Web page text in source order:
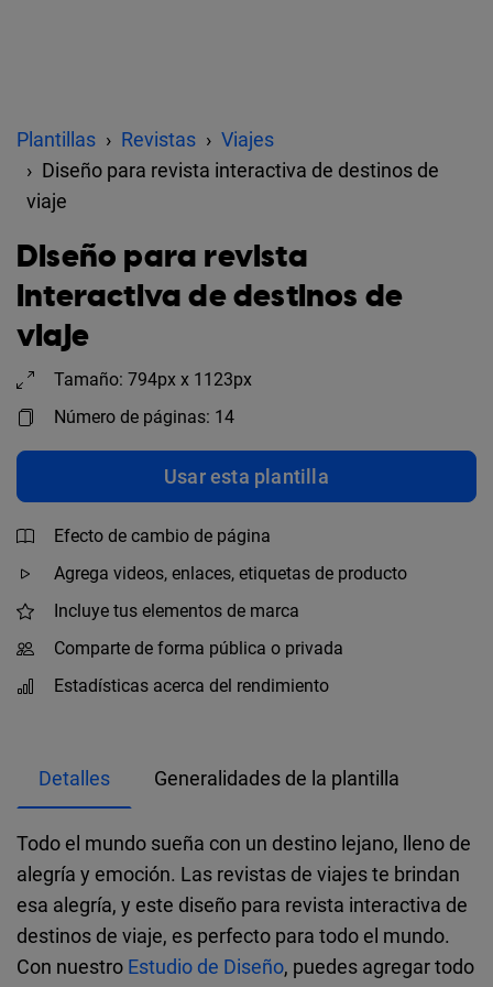
Plantillas Revistas
Viajes
Diseño para revista interactiva de destinos de
viaje
Diseño para revista
interactiva de destinos de
viaje
Tamaño: 794px x 1123px
Número de páginas: 14
Usar esta plantilla
Efecto de cambio de página
Agrega videos, enlaces, etiquetas de producto
Incluye tus elementos de marca
Comparte de forma pública o privada
Estadísticas acerca del rendimiento
Detalles Generalidades de la plantilla
Todo el mundo sueña con un destino lejano, lleno de
alegría y emoción. Las revistas de viajes te brindan
esa alegría, y este diseño para revista interactiva de
destinos de viaje, es perfecto para todo el mundo.
Con nuestro Estudio de Diseño, puedes agregar todo